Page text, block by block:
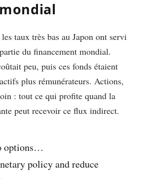
taux très bas au Japon ont servi
du financement mondial.
peu, puis ces fonds étaient
plus rémunérateurs. Actions,
: tout ce qui profite quand la
peut recevoir ce flux indirect.
options…
policy and reduce